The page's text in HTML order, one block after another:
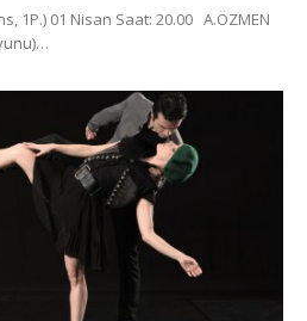
1P.) 01 Nisan Saat: 20.00 A.ÖZMEN